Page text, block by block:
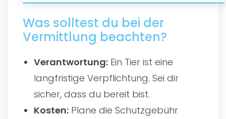
Was solltest du bei der
Vermittlung beachten?
Verantwortung: Ein Tier ist eine
langfristige Verpflichtung. Sei dir
sicher, dass du bereit bist.
Kosten: Plane die Schutzgebühr